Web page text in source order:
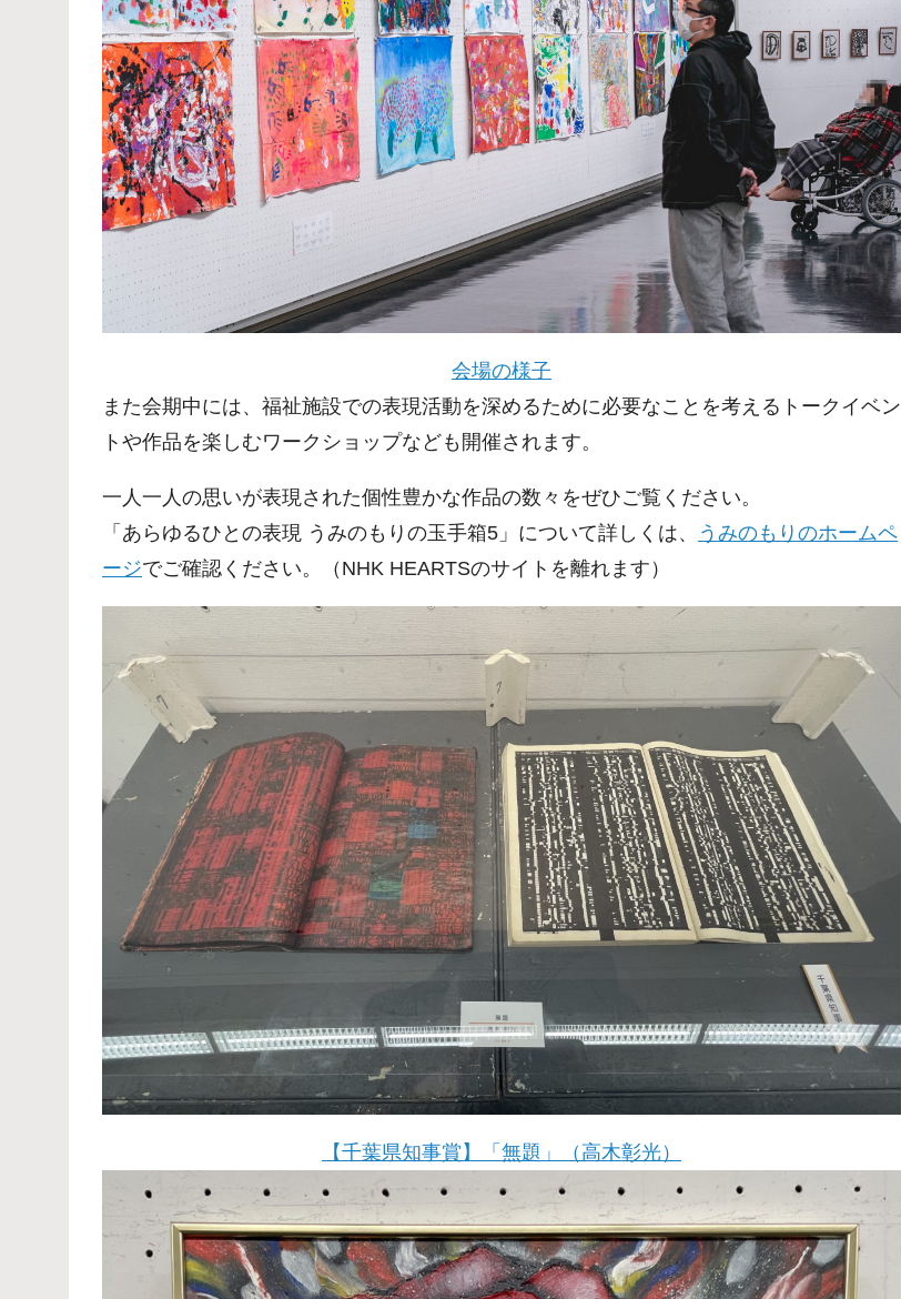
会場の様子
また会期中には、福祉施設での表現活動を深めるために必要なことを考えるトークイベン
トや作品を楽しむワークショップなども開催されます。
一人一人の思いが表現された個性豊かな作品の数々をぜひご覧ください。
「あらゆるひとの表現 うみのもりの玉手箱5」について詳しくは、
うみのもりのホームペ
ージでご確認ください。（NHK HEARTSのサイトを離れます）
【千葉県知事賞】「無題」（高木彰光）